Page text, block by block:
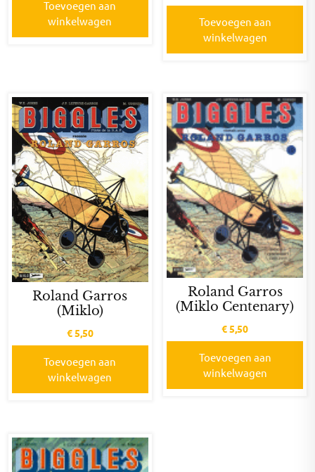
Toevoegen aan
winkelwagen
Toevoegen aan
winkelwagen
Roland Garros
(Miklo)
€5,50
Toevoegen aan
winkelwagen
Roland Garros
(Miklo Centenary)
€5,50
Toevoegen aan
winkelwagen